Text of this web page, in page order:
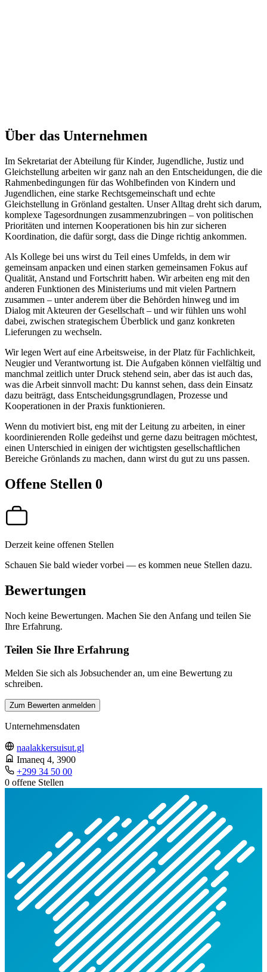
Über das Unternehmen
Im Sekretariat der Abteilung für Kinder, Jugendliche, Justiz und
Gleichstellung arbeiten wir ganz nah an den Entscheidungen, die die
Rahmenbedingungen für das Wohlbefinden von Kindern und
Jugendlichen, eine starke Rechtsgemeinschaft und echte
Gleichstellung in Grönland gestalten. Unser Alltag dreht sich darum,
komplexe Tagesordnungen zusammenzubringen – von politischen
Prioritäten und internen Kooperationen bis hin zur sicheren
Koordination, die dafür sorgt, dass die Dinge richtig ankommen.
Als Kollege bei uns wirst du Teil eines Umfelds, in dem wir
gemeinsam anpacken und einen starken gemeinsamen Fokus auf
Qualität, Anstand und Fortschritt haben. Wir arbeiten eng mit den
anderen Funktionen des Ministeriums und mit vielen Partnern
zusammen – unter anderem über die Behörden hinweg und im
Dialog mit Akteuren der Gesellschaft – und wir fühlen uns wohl
dabei, zwischen strategischem Überblick und ganz konkreten
Lieferungen zu wechseln.
Wir legen Wert auf eine Arbeitsweise, in der Platz für Fachlichkeit,
Neugier und Verantwortung ist. Die Aufgaben können vielfältig und
manchmal zeitlich unter Druck stehend sein, aber das ist auch das,
was die Arbeit sinnvoll macht: Du kannst sehen, dass dein Einsatz
dazu beiträgt, dass Entscheidungsgrundlagen, Prozesse und
Kooperationen in der Praxis funktionieren.
Wenn du motiviert bist, eng mit der Leitung zu arbeiten, in einer
koordinierenden Rolle gedeihst und gerne dazu beitragen möchtest,
einen Unterschied in einigen der wichtigsten gesellschaftlichen
Bereiche Grönlands zu machen, dann wirst du gut zu uns passen.
Offene Stellen 0
Derzeit keine offenen Stellen
Schauen Sie bald wieder vorbei — es kommen neue Stellen dazu.
Bewertungen
Noch keine Bewertungen. Machen Sie den Anfang und teilen Sie
Ihre Erfahrung.
Teilen Sie Ihre Erfahrung
Melden Sie sich als Jobsuchender an, um eine Bewertung zu
schreiben.
Zum Bewerten anmelden
Unternehmensdaten
naalakkersuisut.gl
Imaneq 4, 3900
+299 34 50 00
0 offene Stellen